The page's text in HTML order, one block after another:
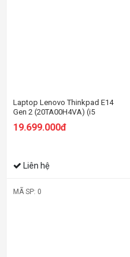
Laptop Lenovo Thinkpad E14
Gen 2 (20TA00H4VA) (i5
SSD/14 FHD/Non OS/Đen)
19.699.000đ
Liên hệ
MÃ SP: 0